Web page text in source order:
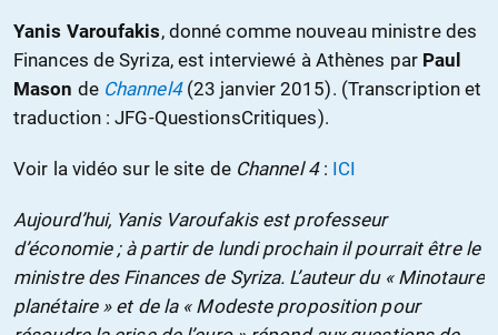
Yanis Varoufakis, donné comme nouveau ministre des
Finances de Syriza, est interviewé à Athènes par Paul
Mason de Channel4(23 janvier 2015). (Transcription et
traduction : JFG-QuestionsCritiques).
Voir la vidéo sur le site de Channel 4: ICI
Aujourd’hui, Yanis Varoufakis est professeur
d’économie ; à partir de lundi prochain il pourrait être le
ministre des Finances de Syriza. L’auteur du « Minotaure
planétaire » et de la « Modeste proposition pour